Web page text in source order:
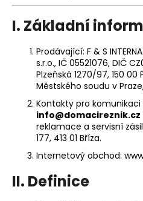
I. Základní
Prodávající: F & S
s.r.o., IČ 05521076, DIČ
Plzeňská 1270/97, 150 00
Městského soudu v
Kontakty pro
info@domacireznik.cz
reklamace a servisní
177, 413 01 Bříza.
Internetový obchod:
II. Definice